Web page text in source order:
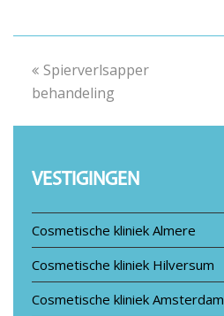
previous
post:
Spierverlsapper
behandeling
VESTIGINGEN
Cosmetische kliniek Almere
Cosmetische kliniek Hilversum
Cosmetische kliniek Amsterdam